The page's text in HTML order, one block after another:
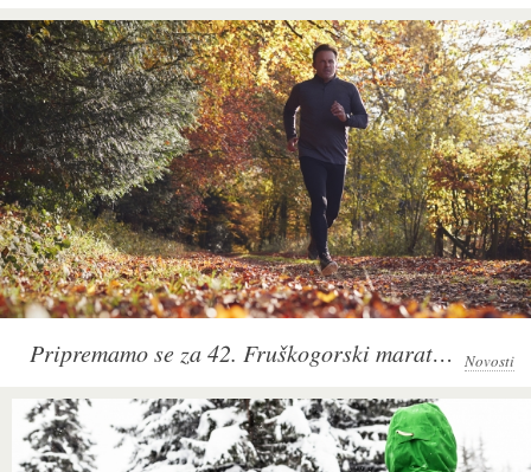
Pripremamo se za 42. Fruškogorski maraton - plan za februar 2019 Novosti
Pages